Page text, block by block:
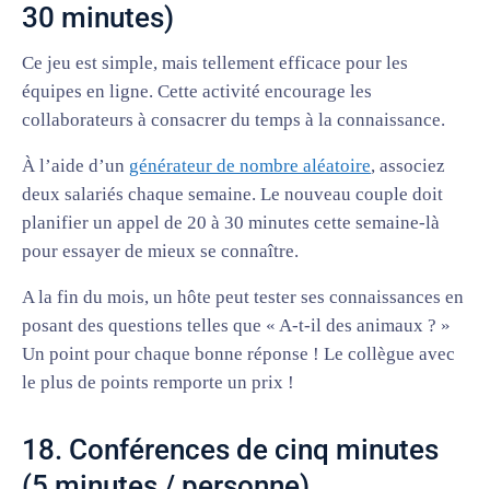
30 minutes)
Ce jeu est simple, mais tellement efficace pour les
équipes en ligne. Cette activité encourage les
collaborateurs à consacrer du temps à la connaissance.
À l’aide d’un générateur de nombre aléatoire, associez
deux salariés chaque semaine. Le nouveau couple doit
planifier un appel de 20 à 30 minutes cette semaine-là
pour essayer de mieux se connaître.
A la fin du mois, un hôte peut tester ses connaissances en
posant des questions telles que « A-t-il des animaux ? »
Un point pour chaque bonne réponse ! Le collègue avec
le plus de points remporte un prix !
18. Conférences de cinq minutes